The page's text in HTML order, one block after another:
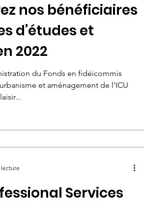
nos bénéficiaires
d’études et
2022
du Fonds en fidéicommis
et aménagement de l'ICU
Services